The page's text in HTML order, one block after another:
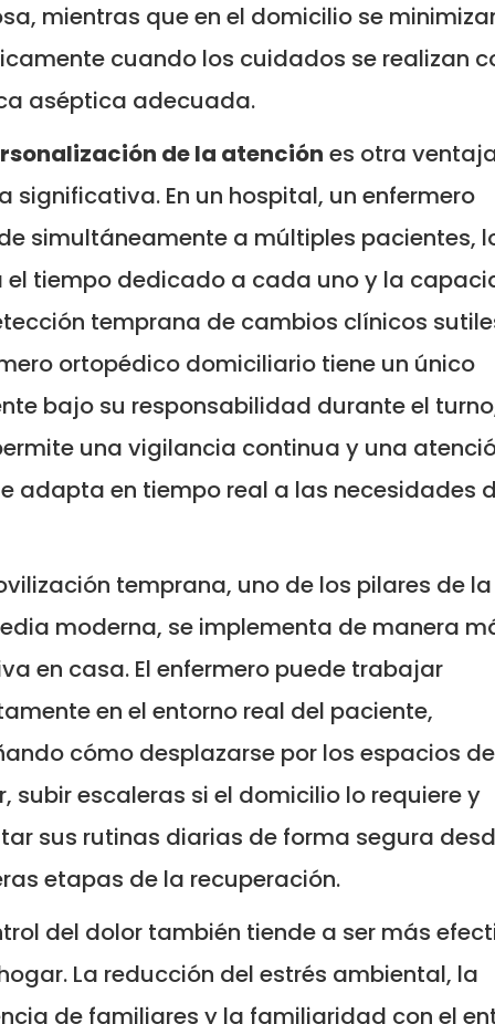
mientras que en el domicilio se
cuando los cuidados se realizan
aséptica adecuada.
de la atención es otra
significativa. En un hospital, un enfermero
simultáneamente a múltiples pacientes,
el tiempo dedicado a cada uno y la
temprana de cambios clínicos
ortopédico domiciliario tiene un único
bajo su responsabilidad durante el
una vigilancia continua y una
adapta en tiempo real a las necesidades
temprana, uno de los pilares de la
moderna, se implementa de manera
en casa. El enfermero puede trabajar
en el entorno real del paciente,
cómo desplazarse por los espacios
subir escaleras si el domicilio lo requiere y
sus rutinas diarias de forma segura
etapas de la recuperación.
del dolor también tiende a ser más
La reducción del estrés ambiental, la
de familiares y la familiaridad con el